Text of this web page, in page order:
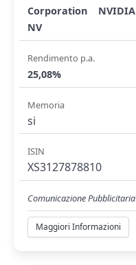
Corporation
NVIDIA
NV
Rendimento p.a.
25,08%
Memoria
si
ISIN
XS3127878810
Comunicazione Pubblicitaria
Maggiori Informazioni